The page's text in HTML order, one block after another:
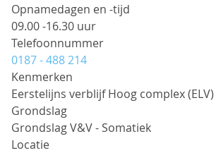
Opnamedagen en -tijd
09.00 -16.30 uur
Telefoonnummer
0187 - 488 214
Kenmerken
Eerstelijns verblijf Hoog complex (ELV)
Grondslag
Grondslag V&V - Somatiek
Locatie